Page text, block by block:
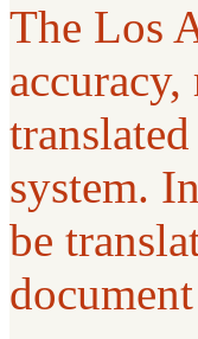
The Los
system.
be